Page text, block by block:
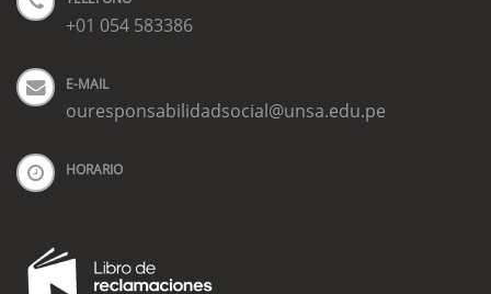
+01 054 583386
E-MAIL
ouresponsabilidadsocial@unsa.edu.pe
HORARIO